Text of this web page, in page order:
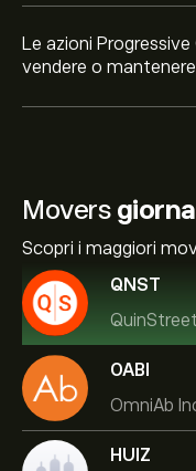
Le azioni
vendere o
Movers
Scopri i maggiori
QNST
OABI
OmniAb
HUIZ